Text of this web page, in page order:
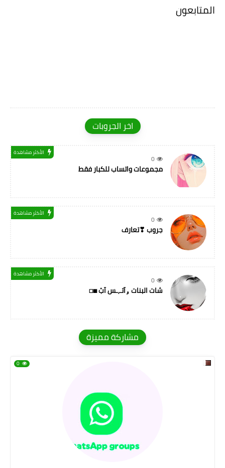
المتابعون
اخر الجروبات
0
الأكثر مشاهدة
مجموعات واتساب للكبار فقط
0
الأكثر مشاهدة
جروب ❣تعارف
0
الأكثر مشاهدة
شات البنات ۅآتـ,ـس آبْ ◼◻
مشاركة مميزة
0